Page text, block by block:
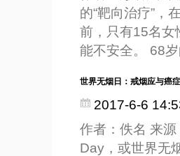
的“靶向治疗”，
前，只有15名
能不安全。 68
世界无烟日：戒烟应与癌
2017-6-6
作者：佚名 来
Day，或世界无